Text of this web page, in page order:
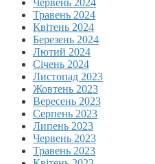
Червень 2024
Травень 2024
Квітень 2024
Березень 2024
Лютий 2024
Січень 2024
Листопад 2023
Жовтень 2023
Вересень 2023
Серпень 2023
Липень 2023
Червень 2023
Травень 2023